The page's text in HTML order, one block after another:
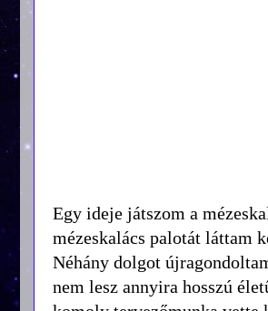
Egy ideje játszom a
mézeskalács palotát láttam
Néhány dolgot
nem lesz annyira hosszú